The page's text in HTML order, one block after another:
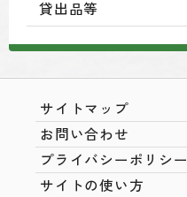
貸出品等
サイトマップ
お問い合わせ
プライバシーポリシー
サイトの使い方